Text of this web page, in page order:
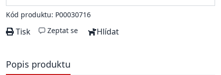
Kód produktu: P00030716
Tisk Zeptat se Hlídat
Popis produktu